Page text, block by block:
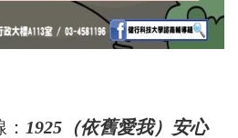
1925（依舊愛我）安心